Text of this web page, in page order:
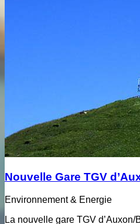
Nouvelle Gare TGV
Environnement & Energie
La nouvelle gare TGV